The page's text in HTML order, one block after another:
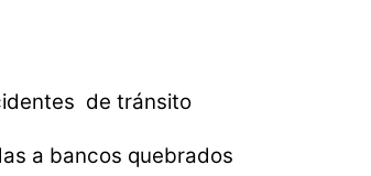
de tránsito
a bancos quebrados